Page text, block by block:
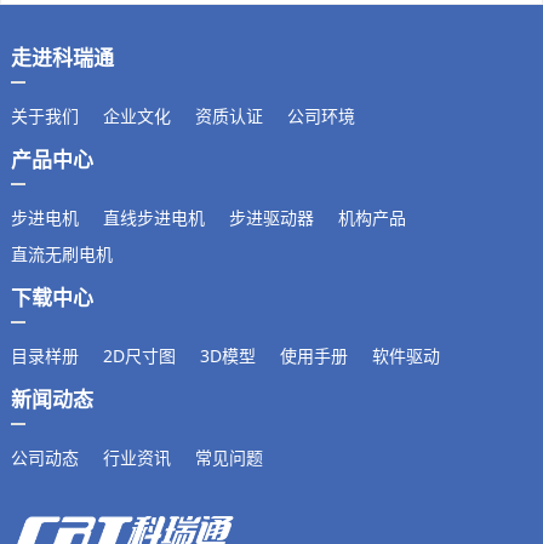
走进科瑞通
关于我们 企业文化 资质认证 公司环境
产品中心
步进电机 直线步进电机 步进驱动器
机构产品
直流无刷电机
下载中心
目录样册 2D尺寸图 3D模型 使用手册 软件驱动
新闻动态
公司动态 行业资讯 常见问题